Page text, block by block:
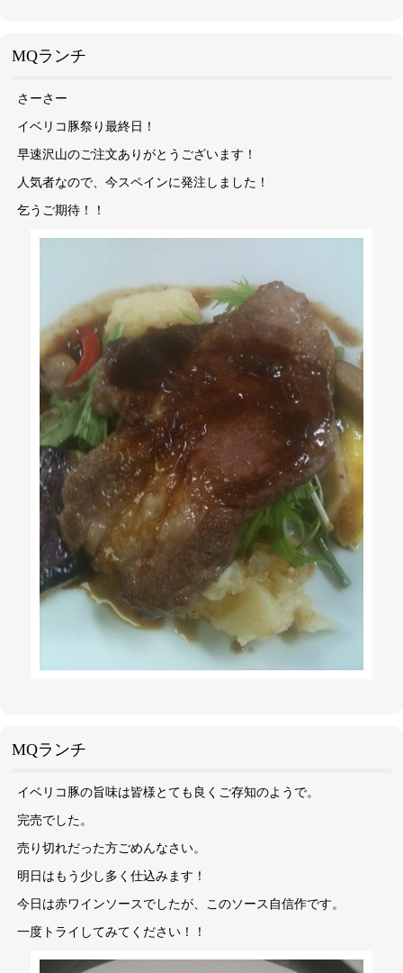
MQランチ
さーさー
イベリコ豚祭り最終日！
早速沢山のご注文ありがとうございます！
人気者なので、今スペインに発注しました！
乞うご期待！！
MQランチ
イベリコ豚の旨味は皆様とても良くご存知のようで。
完売でした。
売り切れだった方ごめんなさい。
明日はもう少し多く仕込みます！
今日は赤ワインソースでしたが、このソース自信作です。
一度トライしてみてください！！